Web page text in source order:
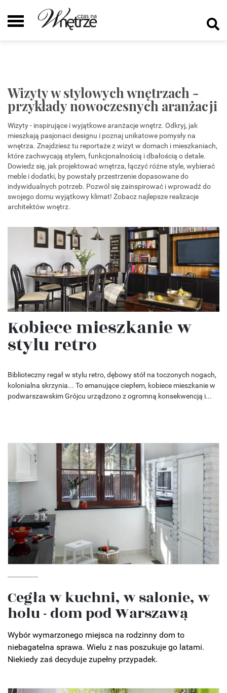
Wizyty w stylowych wnętrzach -
przykłady nowoczesnych aranżacji
Wizyty - inspirujące i wyjątkowe aranżacje wnętrz. Odkryj, jak
mieszkają pasjonaci designu i poznaj unikatowe pomysły na
wnętrza. Znajdziesz tu reportaże z wizyt w domach i mieszkaniach,
które zachwycają stylem, funkcjonalnością i dbałością o detale.
Dowiedz się, jak projektować wnętrza, łączyć różne style, wybierać
meble i dodatki, by powstały przestrzenie dopasowane do
indywidualnych potrzeb. Pozwól się zainspirować i wprowadź do
swojego domu wyjątkowy klimat! Zobacz najlepsze realizacje
architektów wnętrz.
Kobiece mieszkanie w
stylu retro
Biblioteczny regał w stylu retro, dębowy stół na toczonych nogach,
kolonialna skrzynia... To emanujące ciepłem, kobiece mieszkanie w
podwarszawskim Grójcu urządzono z ogromną konsekwencją i...
Cegła w kuchni, w salonie, w
holu - dom pod Warszawą
Wybór wymarzonego miejsca na rodzinny dom to
niebagatelna sprawa. Wielu z nas poszukuje go latami.
Niekiedy zaś decyduje zupełny przypadek.